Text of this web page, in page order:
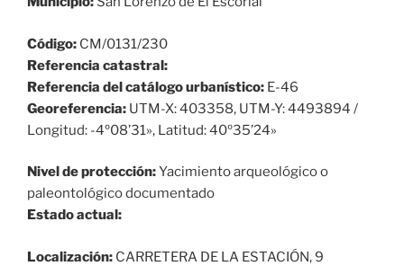
Código: CM/0131/230
Referencia catastral:
Referencia del catálogo urbanístico: E-46
Georeferencia: UTM-X: 403358, UTM-Y: 4493894 /
Longitud: -4º08’31», Latitud: 40º35’24»
Nivel de protección:Yacimiento arqueológico o
paleontológico documentado
Estado actual:
Localización: CARRETERA DE LA ESTACIÓN, 9